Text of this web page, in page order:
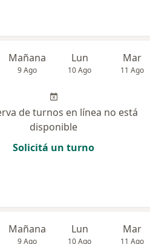
Mañana
9 Ago
Lun
10 Ago
Mar
11 Ago
de turnos en línea no está
disponible
Solicitá un turno
Mañana
9 Ago
Lun
10 Ago
Mar
11 Ago